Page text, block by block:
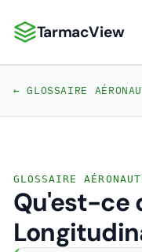
TarmacView :
TarmacView
← GLOSSAIRE
GLOSSAIRE
Qu'est-ce